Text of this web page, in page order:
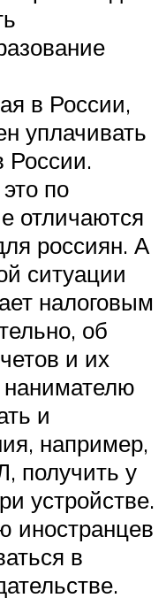
в России,
уплачивать
России.
по
отличаются
россиян. А
ситуации
налоговым
об
и их
нанимателю
и
например,
получить у
устройстве.
иностранцев
в